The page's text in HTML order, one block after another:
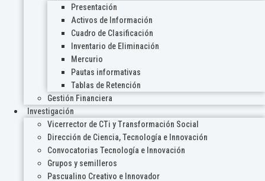
Presentación
Activos de Información
Cuadro de Clasificación
Inventario de Eliminación
Mercurio
Pautas informativas
Tablas de Retención
Gestión Financiera
Investigación
Vicerrector de CTi y Transformación Social
Dirección de Ciencia, Tecnología e Innovación
Convocatorias Tecnología e Innovación
Grupos y semilleros
Pascualino Creativo e Innovador